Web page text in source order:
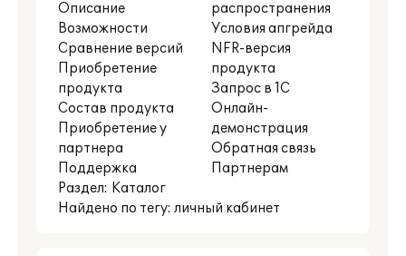
Описание
Возможности
Сравнение версий
Приобретение
продукта
Состав продукта
Приобретение у
партнера
Поддержка
распространения
Условия апгрейда
NFR-версия
продукта
Запрос в 1С
Онлайн-
демонстрация
Обратная связь
Партнерам
Раздел: Каталог
Найдено по тегу: личный кабинет